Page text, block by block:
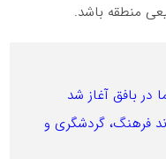
منطقه باشد.
بافق آغاز شد
فرهنگ، گردشگری و